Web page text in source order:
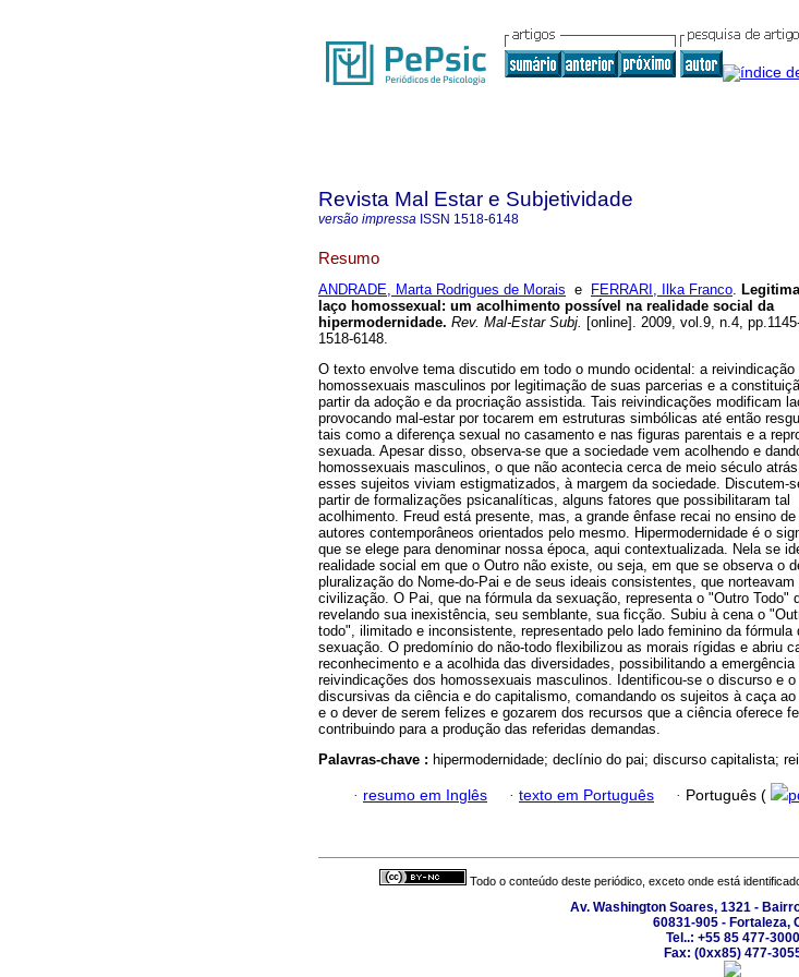
Revista Mal Estar e Subjetividade
versão impressa ISSN 1518-6148
Resumo
ANDRADE, Marta Rodrigues de Morais e FERRARI, Ilka Franco.
laço homossexual : um acolhimento possível na realidade social da
hipermodernidade. Rev. Mal-Estar Subj. [online]. 2009, vol.9, n.4,
1518-6148.
O texto envolve tema discutido em todo o mundo ocidental: a reivindicação
homossexuais masculinos por legitimação de suas parcerias e a
partir da adoção e da procriação assistida. Tais reivindicações modificam
provocando mal-estar por tocarem em estruturas simbólicas até então
tais como a diferença sexual no casamento e nas figuras parentais e a
sexuada. Apesar disso, observa-se que a sociedade vem acolhendo e
homossexuais masculinos, o que não acontecia cerca de meio século
esses sujeitos viviam estigmatizados, à margem da sociedade. Discutem-
partir de formalizações psicanalíticas, alguns fatores que possibilitaram tal
acolhimento. Freud está presente, mas, a grande ênfase recai no ensino
autores contemporâneos orientados pelo mesmo. Hipermodernidade é o
que se elege para denominar nossa época, aqui contextualizada. Nela se
realidade social em que o Outro não existe, ou seja, em que se observa o
pluralização do Nome-do-Pai e de seus ideais consistentes, que norteavam
civilização. O Pai, que na fórmula da sexuação, representa o "Outro Todo"
revelando sua inexistência, seu semblante, sua ficção. Subiu à cena o
todo", ilimitado e inconsistente, representado pelo lado feminino da fórmula
sexuação. O predomínio do não-todo flexibilizou as morais rígidas e abriu
reconhecimento e a acolhida das diversidades, possibilitando a emergência
reivindicações dos homossexuais masculinos. Identificou-se o discurso e
discursivas da ciência e do capitalismo, comandando os sujeitos à caça
e o dever de serem felizes e gozarem dos recursos que a ciência oferece
contribuindo para a produção das referidas demandas.
Palavras-chave : hipermodernidade; declínio do pai; discurso capitalista;
· resumo em Inglês · texto em Português · Português (
Todo o conteúdo deste periódico, exceto onde está
Av. Washington Soares, 1321 -
60831-905 - Fortaleza,
Tel..: +55 85 477-3000
Fax: (0xx85) 477-